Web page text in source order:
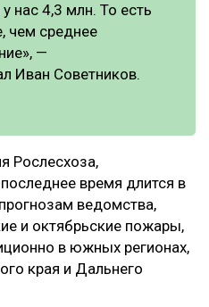
нас 4,3 млн. То есть
чем среднее
—
Иван Советников.
Рослесхоза,
время длится в
ведомства,
и октябрьские пожары,
в южных регионах,
края и Дальнего